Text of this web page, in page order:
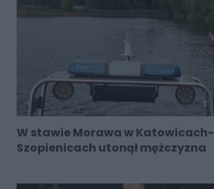
W stawie Morawa w Katowicach-
Szopienicach utonął mężczyzna